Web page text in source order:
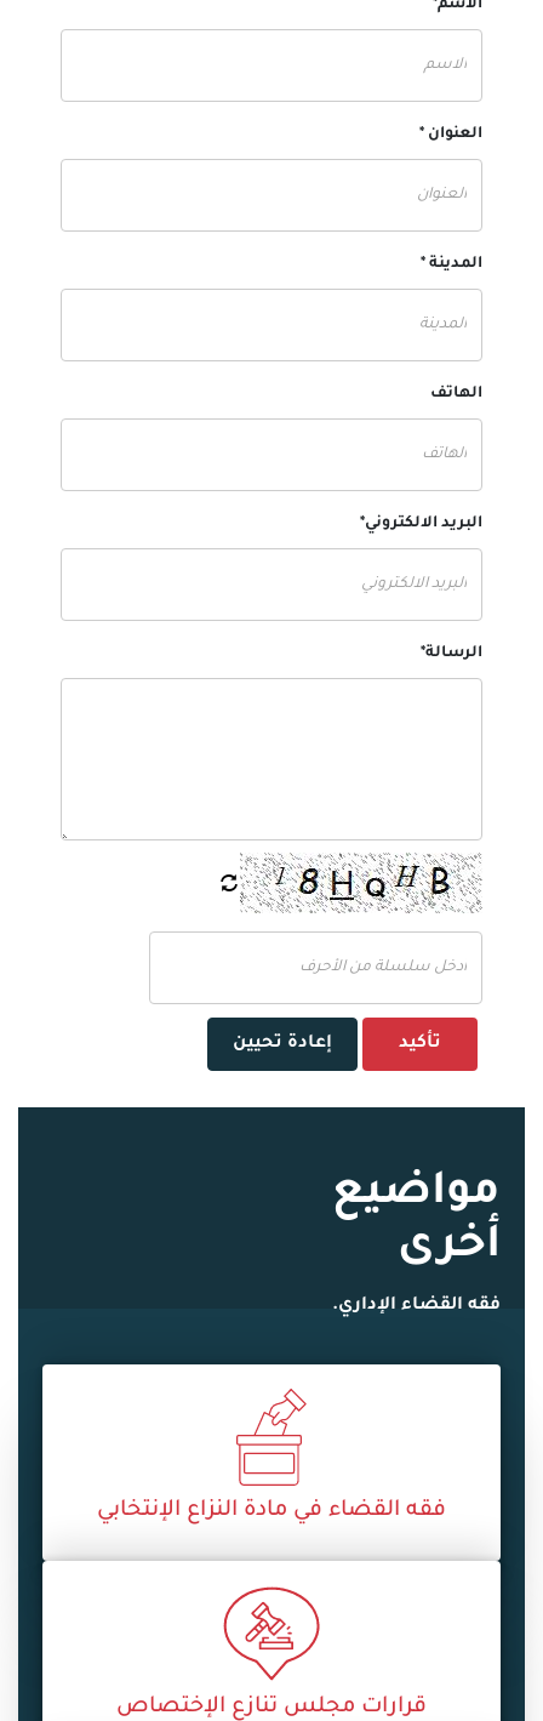
الاسم*
العنوان *
المدينة *
الهاتف
البريد الالكتروني*
الرسالة*
تأكيد إعادة تحيين
مواضيع
أخرى
فقه القضاء الإداري.
فقه القضاء في مادة النزاع الإنتخابي
قرارات مجلس تنازع الإختصاص